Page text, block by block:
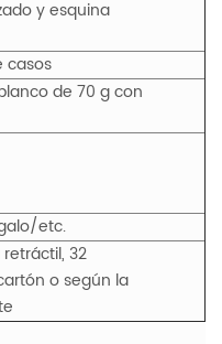
y esquina
casos
de 70 g con
etc.
32
o según la